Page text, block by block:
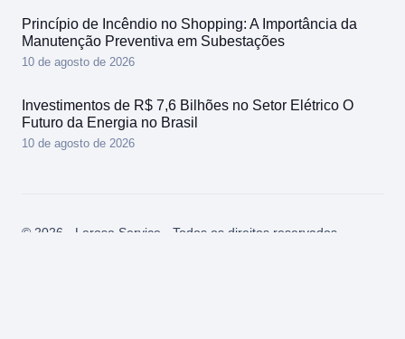
Princípio de Incêndio no Shopping: A Importância da
Manutenção Preventiva em Subestações
10 de agosto de 2026
Investimentos de R$ 7,6 Bilhões no Setor Elétrico O
Futuro da Energia no Brasil
10 de agosto de 2026
© 2026 - Lerose Service - Todos os direitos reservados